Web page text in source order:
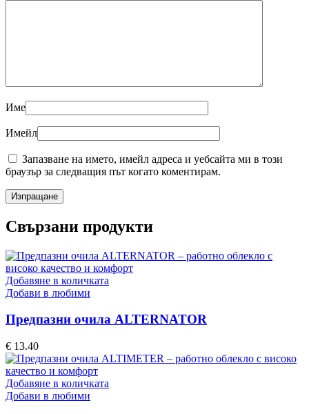
Име
Имейл
Запазване на името, имейл адреса и уебсайта ми в този
браузър за следващия път когато коментирам.
Свързани продукти
Добавяне в количката
Добави в любими
Предпазни очила ALTERNATOR
€ 13.40
Добавяне в количката
Добави в любими